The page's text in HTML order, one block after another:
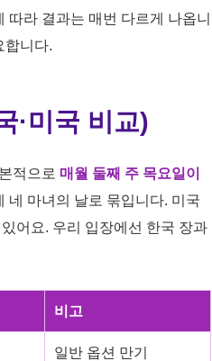
라 결과는 매번 다르게 나옵니
합니다.
·미국 비교)
적으로 매월 둘째 주 목요일이
네 마녀의 날로 묶입니다. 미국
어요. 우리 입장에선 한국 장과
비고
일반 옵션 만기